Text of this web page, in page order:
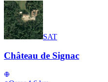
SAT
Château de Signac